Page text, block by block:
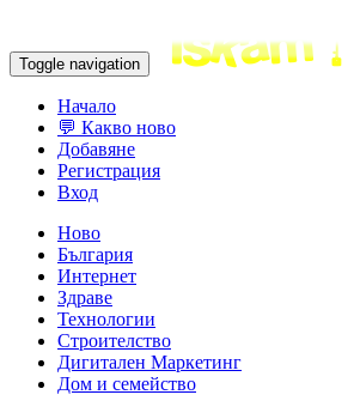
Toggle navigation
Начало
💬 Какво ново
Добавяне
Регистрация
Вход
Ново
България
Интернет
Здраве
Технологии
Строителство
Дигитален Маркетинг
Дом и семейство